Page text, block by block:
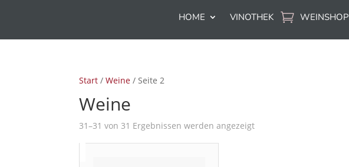
HOME VINOTHEK WEINSHOP
Start /Weine / Seite 2
Weine
31–31 von 31 Ergebnissen werden angezeigt